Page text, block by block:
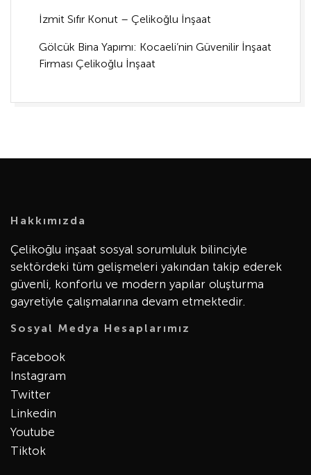
İzmit Sıfır Konut – Çelikoğlu İnşaat
Gölcük Bina Yapımı: Kocaeli’nin Güvenilir İnşaat
Firması Çelikoğlu İnşaat
Hakkımızda
Çelikoğlu inşaat sosyal sorumluluk bilinciyle
sektördeki tüm gelişmeleri yakından takip ederek
güvenli, konforlu ve modern yapılar oluşturma
gayretiyle çalışmalarına devam etmektedir.
Sosyal Medya Hesaplarımız
Facebook
Instagram
Twitter
Linkedin
Youtube
Tiktok